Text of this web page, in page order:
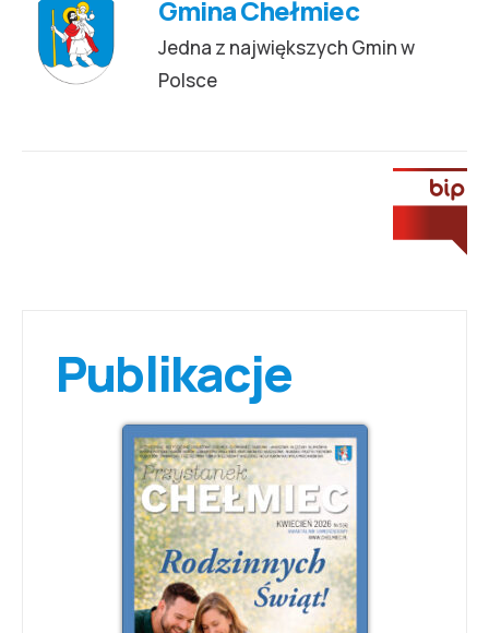
Gmina Chełmiec
Jedna z największych Gmin w
Polsce
Publikacje